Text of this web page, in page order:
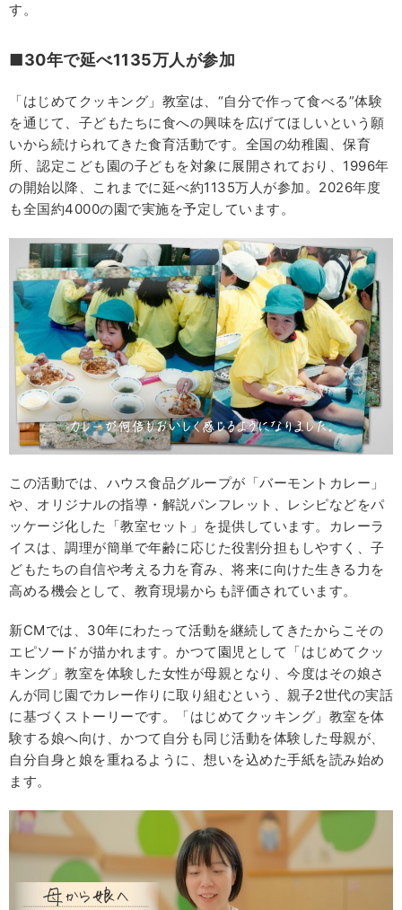
す。
■30年で延べ1135万人が参加
「はじめてクッキング」教室は、“自分で作って食べる”体験
を通じて、子どもたちに食への興味を広げてほしいという願
いから続けられてきた食育活動です。全国の幼稚園、保育
所、認定こども園の子どもを対象に展開されており、1996年
の開始以降、これまでに延べ約1135万人が参加。2026年度
も全国約4000の園で実施を予定しています。
この活動では、ハウス食品グループが「バーモントカレー」
や、オリジナルの指導・解説パンフレット、レシピなどをパ
ッケージ化した「教室セット」を提供しています。カレーラ
イスは、調理が簡単で年齢に応じた役割分担もしやすく、子
どもたちの自信や考える力を育み、将来に向けた生きる力を
高める機会として、教育現場からも評価されています。
新CMでは、30年にわたって活動を継続してきたからこその
エピソードが描かれます。かつて園児として「はじめてクッ
キング」教室を体験した女性が母親となり、今度はその娘さ
んが同じ園でカレー作りに取り組むという、親子2世代の実話
に基づくストーリーです。「はじめてクッキング」教室を体
験する娘へ向け、かつて自分も同じ活動を体験した母親が、
自分自身と娘を重ねるように、想いを込めた手紙を読み始め
ます。